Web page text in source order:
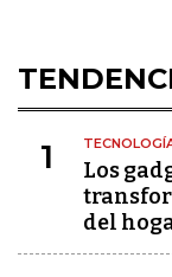
1
Los
del